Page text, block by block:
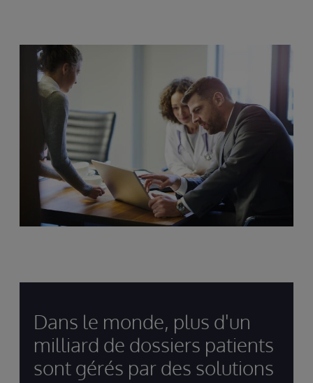
Dans le monde, plus d'un
milliard de dossiers patients
sont gérés par des solutions